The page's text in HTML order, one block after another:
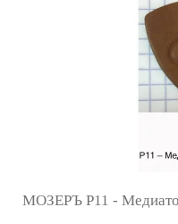
МОЗЕРЪ P11 -